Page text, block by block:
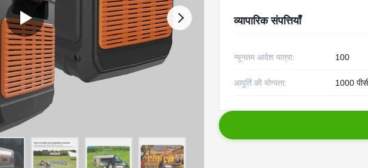
व्यापारिक संपत्तियाँ
न्यूनतम आदेश मात्रा: 100
आपूर्ति की योग्यता: 1000